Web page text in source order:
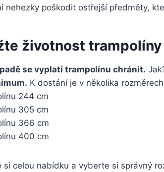
nehezky poškodit ostřejší předměty,
životnost
se vyplatí trampolínu chránit.
K dostání je v několika
244 cm
305 cm
366 cm
400 cm
si celou nabídku a vyberte si správný